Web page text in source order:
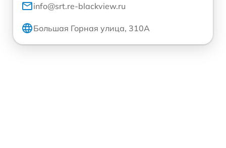
info@srt.re-blackview.ru
Большая Горная улица, 310А